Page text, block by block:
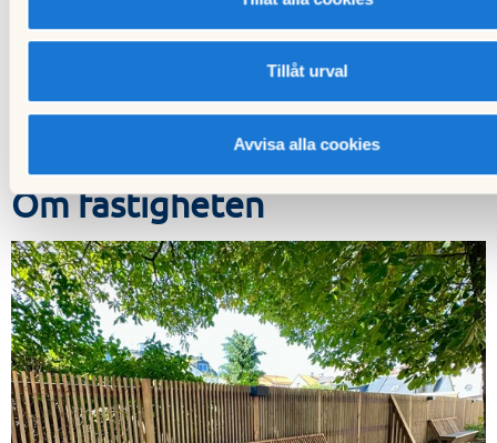
Tillåt urval
Avvisa alla cookies
Observera att du kan inte anmäla ditt intresse via
Om fastigheten